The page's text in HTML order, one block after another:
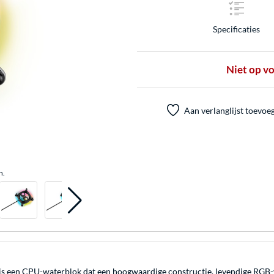
Specificaties
Niet op
Aan verlanglijst
een CPU-waterblok dat een hoogwaardige constructie, levendige